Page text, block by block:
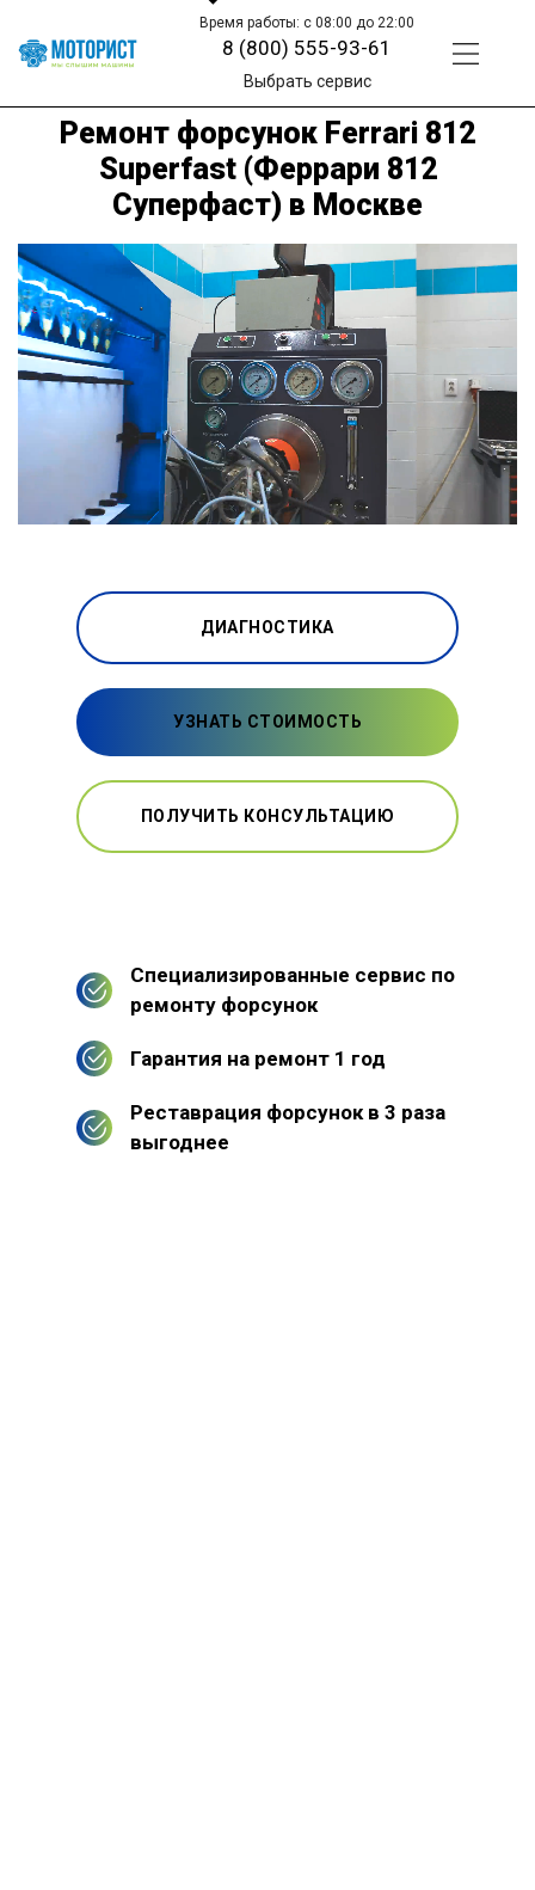
Время работы: с 08:00 до 22:00
8 (800) 555-93-61
Выбрать сервис
Ремонт форсунок Ferrari 812
Superfast (Феррари 812
Суперфаст) в Москве
ДИАГНОСТИКА
УЗНАТЬ СТОИМОСТЬ
ПОЛУЧИТЬ КОНСУЛЬТАЦИЮ
Специализированные сервис по
ремонту форсунок
Гарантия на ремонт 1 год
Реставрация форсунок в 3 раза
выгоднее